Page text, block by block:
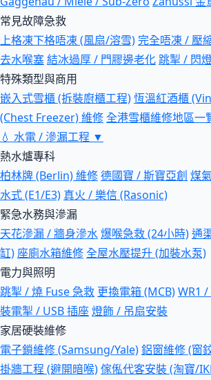
常見故障急救
上格凍下格唔凍 (風扇/溶雪)完全唔凍 / 壓
去水喉塞結冰過厚 / 門膠邊老化跳掣 / 閃
特殊類型與商用
嵌入式雪櫃 (拆裝廚櫃工程)恆溫紅酒櫃
(Chest Freezer) 維修全港雪櫃維修地區一
💧 水電 / 滲漏工程 ▼
熱水爐專科
柏林牌 (Berlin) 維修德國寶 / 斯寶亞創 煤
水式 (E1/E3) 真火 / 樂信 (Rasonic)
緊急水務與滲漏
天花滲漏 / 牆身滲水爆喉急救 (24小時)通
缸) 座廁水箱維修全屋水壓提升 (加裝水泵)
電力與照明
跳掣 / 燒 Fuse 急救 更換電箱 (MCB)WR1
裝電掣 / USB 插座燈飾 / 吊扇安裝
家居硬裝維修
電子鎖維修 (Samsung/Yale)鋁窗維修 (窗
掛牆工程 (避開暗喉)傢俬代客安裝 (淘寶/